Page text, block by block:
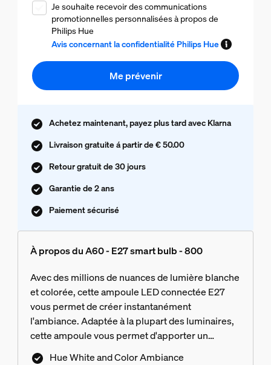
Je souhaite recevoir des communications
promotionnelles personnalisées à propos de
Philips Hue
Avis concernant la confidentialité Philips Hue
Me prévenir
Achetez maintenant, payez plus tard avec Klarna
Livraison gratuite á partir de € 50.00
Retour gratuit de 30 jours
Garantie de 2 ans
Paiement sécurisé
À propos du A60 - E27 smart bulb - 800
Avec des millions de nuances de lumière blanche
et colorée, cette ampoule LED connectée E27
vous permet de créer instantanément
l'ambiance. Adaptée à la plupart des luminaires,
cette ampoule vous permet d'apporter un
éclairage connecté partout dans votre maison.
Hue White and Color Ambiance